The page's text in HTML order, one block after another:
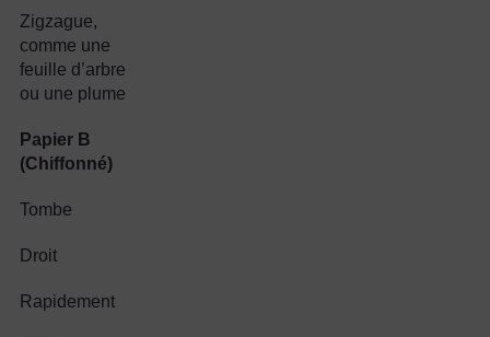
Zigzague,
comme une
feuille d’arbre
ou une plume
Papier B
(Chiffonné)
Tombe
Droit
Rapidement